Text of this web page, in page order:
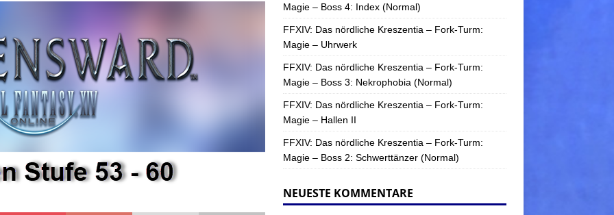
nördliche Kreszentia – Fork-Turm: Magie – Boss 4: Index (Normal)
Magie – Boss 4: Index (Normal)
FFXIV: Das nördliche Kreszentia – Fork-Turm:
Magie – Uhrwerk
FFXIV: Das nördliche Kreszentia – Fork-Turm:
Magie – Boss 3: Nekrophobia (Normal)
FFXIV: Das nördliche Kreszentia – Fork-Turm:
Magie – Hallen II
FFXIV: Das nördliche Kreszentia – Fork-Turm:
Magie – Boss 2: Schwerttänzer (Normal)
NEUESTE KOMMENTARE